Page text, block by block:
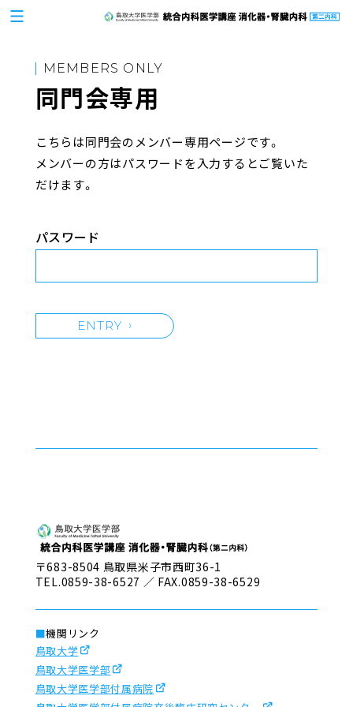
MEMBERS ONLY
同門会専用
こちらは同門会のメンバー専用ページです。
メンバーの方はパスワードを入力するとご覧いた
だけます。
パスワード
ENTRY
〒683-8504 鳥取県米子市西町36-1
TEL.0859-38-6527 ／ FAX.0859-38-6529
機関リンク
鳥取大学
鳥取大学医学部
鳥取大学医学部付属病院